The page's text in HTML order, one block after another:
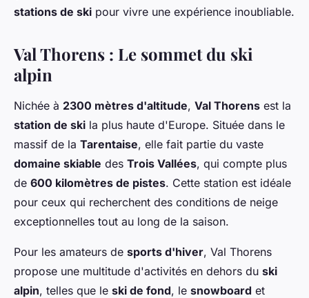
stations de ski pour vivre une expérience inoubliable.
Val Thorens : Le sommet du ski
alpin
Nichée à 2300 mètres d'altitude, Val Thorens est la
station de ski la plus haute d'Europe. Située dans le
massif de la Tarentaise, elle fait partie du vaste
domaine skiable des Trois Vallées, qui compte plus
de 600 kilomètres de pistes. Cette station est idéale
pour ceux qui recherchent des conditions de neige
exceptionnelles tout au long de la saison.
Pour les amateurs de sports d'hiver, Val Thorens
propose une multitude d'activités en dehors du ski
alpin, telles que le ski de fond, le snowboard et